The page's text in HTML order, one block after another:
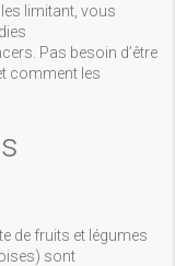
limitant, vous
Pas besoin d’être
comment les
de fruits et légumes
sont